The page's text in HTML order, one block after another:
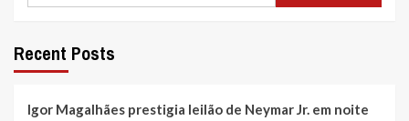
Recent Posts
Igor Magalhães prestigia leilão de Neymar Jr. em noite